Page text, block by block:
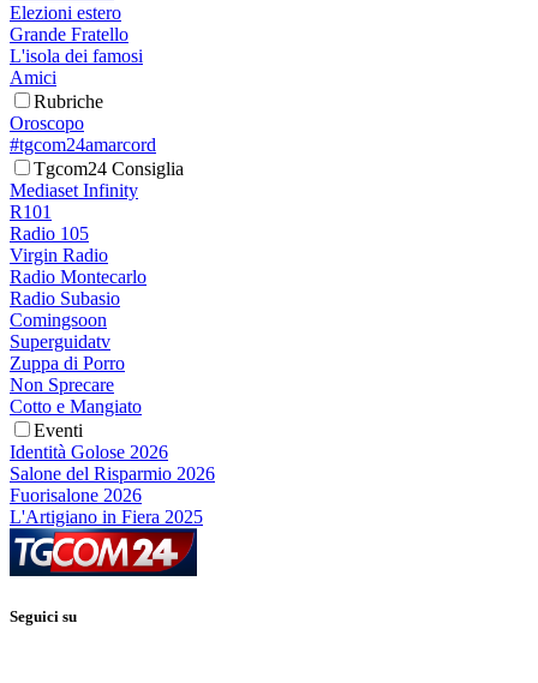
Elezioni estero
Grande Fratello
L'isola dei famosi
Amici
Rubriche
Oroscopo
#tgcom24amarcord
Tgcom24 Consiglia
Mediaset Infinity
R101
Radio 105
Virgin Radio
Radio Montecarlo
Radio Subasio
Comingsoon
Superguidatv
Zuppa di Porro
Non Sprecare
Cotto e Mangiato
Eventi
Identità Golose 2026
Salone del Risparmio 2026
Fuorisalone 2026
L'Artigiano in Fiera 2025
Seguici su